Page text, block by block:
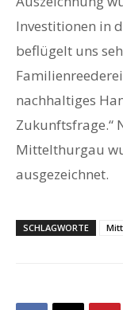
Investitionen in
beflügelt uns
nachhaltiges
Zukunftsfrage.“
Mittelthurgau
ausgezeichnet.
SCHLAGWORTE